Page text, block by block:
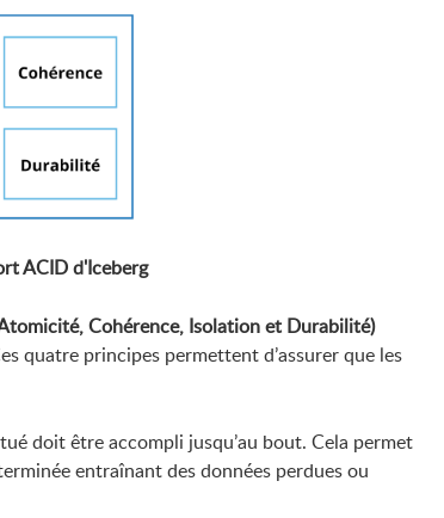
ACID d'Iceberg
Cohérence, Isolation et Durabilité)
quatre principes permettent d’assurer que les
doit être accompli jusqu’au bout. Cela permet
entraînant des données perdues ou